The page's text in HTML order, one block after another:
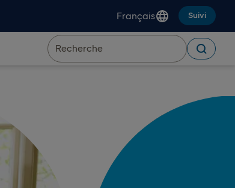
Français Suivi